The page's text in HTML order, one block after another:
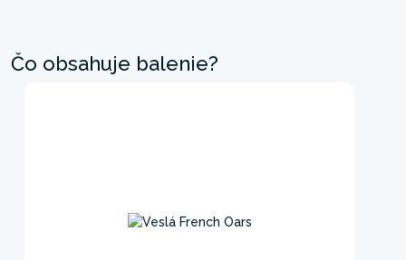
Čo obsahuje balenie?